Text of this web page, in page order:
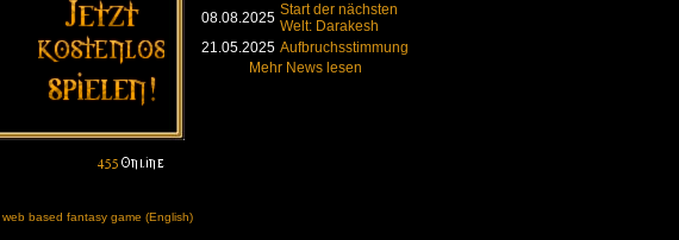
08.08.2025 Start der nächsten
Welt: Darakesh
21.05.2025 Aufbruchsstimmung
Mehr News lesen
web based fantasy game (English)